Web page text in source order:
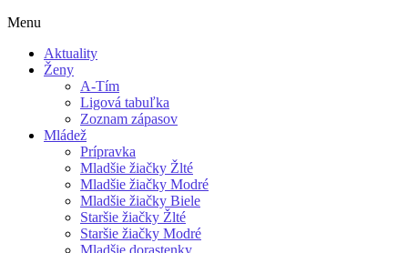
Menu
Aktuality
Ženy
A-Tím
Ligová tabuľka
Zoznam zápasov
Mládež
Prípravka
Mladšie žiačky Žlté
Mladšie žiačky Modré
Mladšie žiačky Biele
Staršie žiačky Žlté
Staršie žiačky Modré
Mladšie dorastenky